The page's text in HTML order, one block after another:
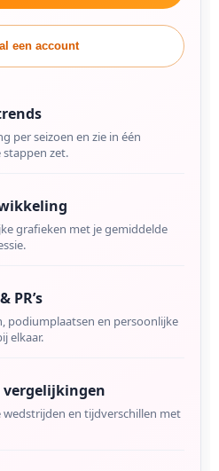
een account
per seizoen en zie in één
zet.
grafieken met je gemiddelde
PR’s
podiumplaatsen en persoonlijke
elkaar.
vergelijkingen
wedstrijden en tijdverschillen met